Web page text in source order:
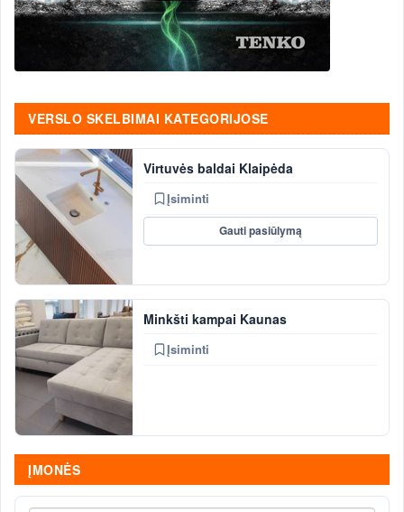
VERSLO SKELBIMAI KATEGORIJOSE
Virtuvės baldai Klaipėda
Įsiminti
Gauti pasiūlymą
Minkšti kampai Kaunas
Įsiminti
ĮMONĖS